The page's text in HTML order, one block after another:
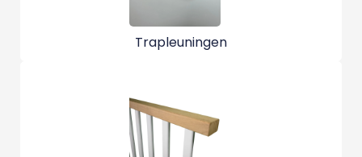
Trapleuningen